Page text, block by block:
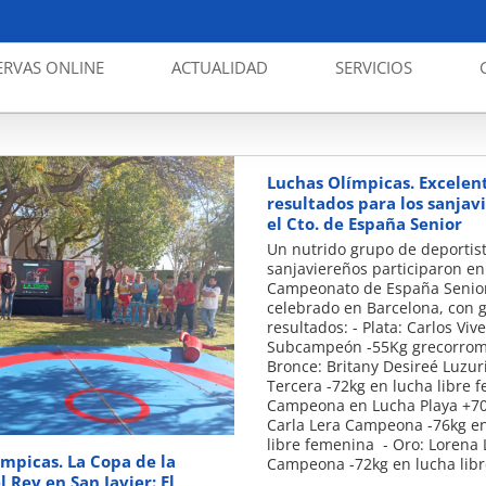
ONLINE ACTUALIDAD SERVICIOS
La Copa de la
Rey en San Javier: El
Luchas Olímpicas.
resultados para los
el Cto. de España Senior
Un nutrido grupo de
sanjaviereños participaron
Campeonato de España
celebrado en Barcelona, con
resultados: - Plata: Carlos
Subcampeón -55Kg
⁠Bronce: Britany Desireé
Tercera -72kg en lucha libre
Campeona en Lucha Playa
Carla Lera Campeona -76kg
libre femenina - ⁠Oro: Lorena
Campeona -72kg en lucha